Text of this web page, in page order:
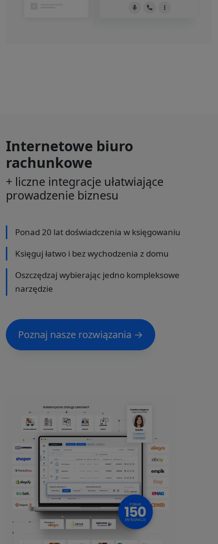
Internetowe biuro
rachunkowe
+ liczne integracje ułatwiające
prowadzenie biznesu
Ponad 20 lat doświadczenia w księgowaniu
Księguj łatwo i bez wychodzenia z domu
Oszczędzaj wybierając jedno kompleksowe
narzędzie
Poznaj nasze rozwiązania →